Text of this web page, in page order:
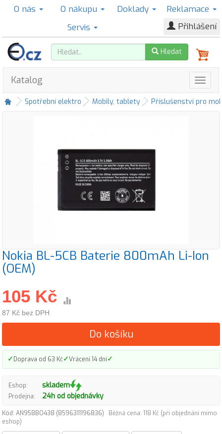
O nás O nákupu Doklady
Reklamace
Servis
Přihlášení
Hledat
Katalog
Spotřební elektro Mobily, tablety Příslušenství pro
Nokia BL-5CB Baterie 800mAh Li-Ion
(OEM)
105 Kč
87 Kč bez DPH
Do košíku
✓Doprava od 63 Kč✓Vrácení 14 dní✓
Eshop: skladem
Prodejna: 24h od objednávky
Kód: AN958BO438 (8596311196836)
Běžná cena: 118 Kč (při objednání mimo
eshop)